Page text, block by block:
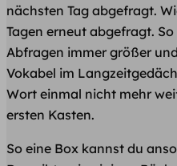
nächsten Tag abgefragt.
Tagen erneut abgefragt.
Abfragen immer größer
Vokabel im
Wort einmal nicht mehr
ersten Kasten.
So eine Box kannst du